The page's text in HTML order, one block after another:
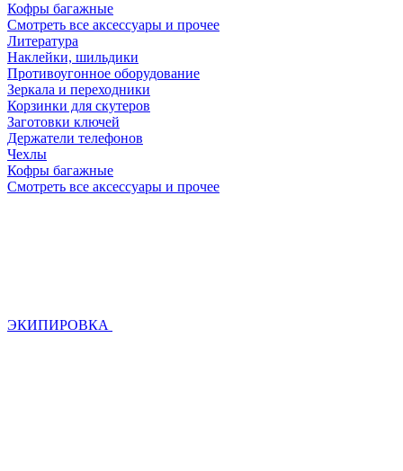
Кофры багажные
Смотреть все аксессуары и прочее
Литература
Наклейки, шильдики
Противоугонное оборудование
Зеркала и переходники
Корзинки для скутеров
Заготовки ключей
Держатели телефонов
Чехлы
Кофры багажные
Смотреть все аксессуары и прочее
ЭКИПИРОВКА